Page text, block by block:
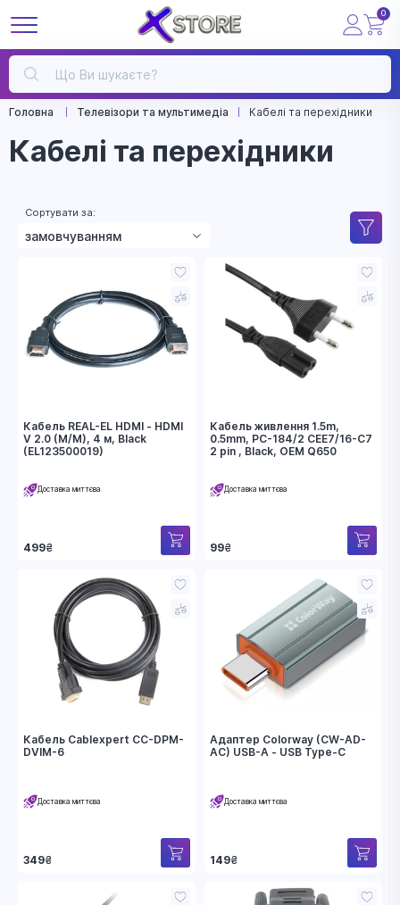
0
Головна Телевізори та мультимедіа Кабелі та перехідники
Кабелі та перехідники
Сортувати за:
зростанням ціни
зменшенням ціни
назвою
Кабель REAL-EL HDMI - HDMI
V 2.0 (M/M), 4 м, Black
(EL123500019)
Доставка миттєва
499₴
Кабель живлення 1.5m,
0.5mm, PC-184/2 CEE7/16-C7
2 pin , Black, OEM Q650
Доставка миттєва
99₴
Кабель Cablexpert CC-DPM-
DVIM-6
Доставка миттєва
349₴
Адаптер Colorway (CW-AD-
AC) USB-A - USB Type-C
Доставка миттєва
149₴